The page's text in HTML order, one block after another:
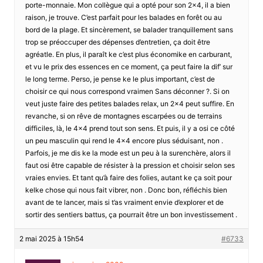
porte-monnaie. Mon collègue qui a opté pour son 2×4, il a bien
raison, je trouve. C’est parfait pour les balades en forêt ou au
bord de la plage. Et sincèrement, se balader tranquillement sans
trop se préoccuper des dépenses d’entretien, ça doit être
agréatle. En plus, il paraît ke c’est plus économike en carburant,
et vu le prix des essences en ce moment, ça peut faire la dif’ sur
le long terme. Perso, je pense ke le plus important, c’est de
choisir ce qui nous correspond vraimen Sans déconner ?. Si on
veut juste faire des petites balades relax, un 2×4 peut suffire. En
revanche, si on rêve de montagnes escarpées ou de terrains
difficiles, là, le 4×4 prend tout son sens. Et puis, il y a osi ce côté
un peu masculin qui rend le 4×4 encore plus séduisant, non .
Parfois, je me dis ke la mode est un peu à la surenchère, alors il
faut osi être capable de résister à la pression et choisir selon ses
vraies envies. Et tant qu’à faire des folies, autant ke ça soit pour
kelke chose qui nous fait vibrer, non . Donc bon, réfléchis bien
avant de te lancer, mais si t’as vraiment envie d’explorer et de
sortir des sentiers battus, ça pourrait être un bon investissement .
2 mai 2025 à 15h54 #6733